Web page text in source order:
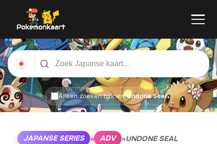
Alleen zoeken binnenUndone Seal
JAPANSE SERIES » ADV »UNDONE SEAL